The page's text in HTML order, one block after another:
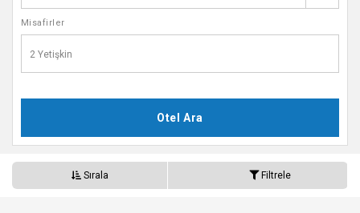
Misafirler
2 Yetişkin
Otel Ara
Sırala Filtrele